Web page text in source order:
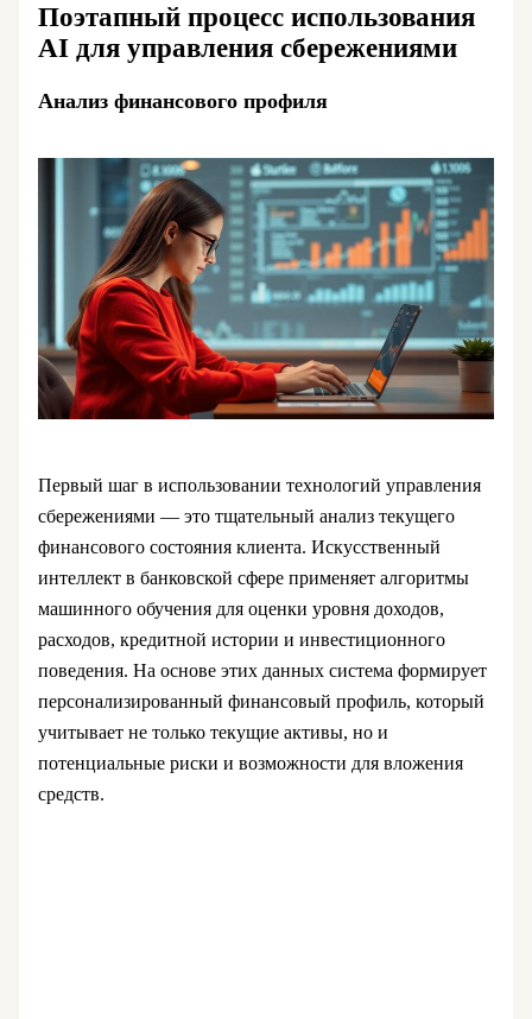
Поэтапный процесс использования
AI для управления сбережениями
Анализ финансового профиля
Первый шаг в использовании технологий управления
сбережениями — это тщательный анализ текущего
финансового состояния клиента. Искусственный
интеллект в банковской сфере применяет алгоритмы
машинного обучения для оценки уровня доходов,
расходов, кредитной истории и инвестиционного
поведения. На основе этих данных система формирует
персонализированный финансовый профиль, который
учитывает не только текущие активы, но и
потенциальные риски и возможности для вложения
средств.